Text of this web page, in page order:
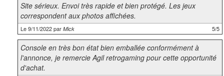
Site sérieux. Envoi très rapide et bien protégé. Les jeux
correspondent aux photos affichées.
Le 9/11/2022 par Mick 5/5
Console en très bon état bien emballée conformément à
l'annonce, je remercie Agil retrogaming pour cette opportunité
d'achat.